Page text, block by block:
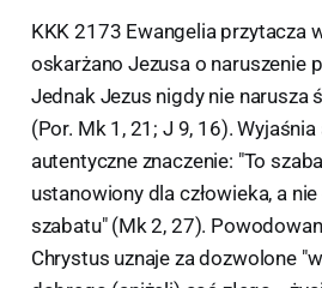
KKK 2173 Ewangelia przytacza
oskarżano Jezusa o naruszenie
Jednak Jezus nigdy nie narusza
(Por. Mk 1, 21; J 9, 16).
autentyczne znaczenie: "To
ustanowiony dla człowieka, a
szabatu" (Mk 2, 27).
Chrystus uznaje za dozwolone